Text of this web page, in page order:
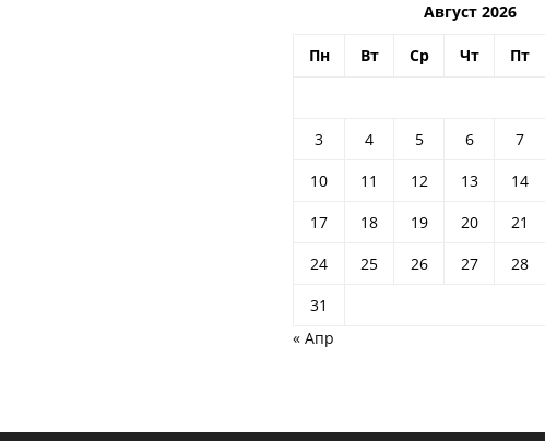
Август 2026
Пн Вт Ср Чт Пт
3
4 5 6 7
10
11 12 13 14
17
18 19 20 21
24
25 26 27 28
31
« Апр